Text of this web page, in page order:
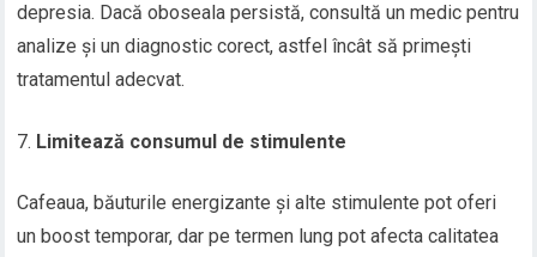
depresia. Dacă oboseala persistă, consultă un medic pentru
analize și un diagnostic corect, astfel încât să primești
tratamentul adecvat.
Limitează consumul de stimulente
Cafeaua, băuturile energizante și alte stimulente pot oferi
un boost temporar, dar pe termen lung pot afecta calitatea